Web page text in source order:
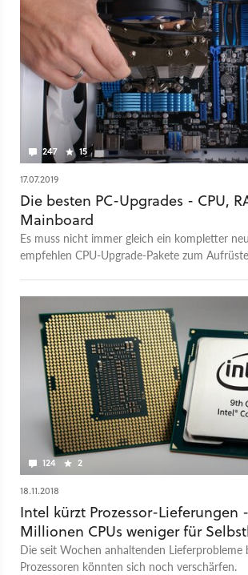
247 15
17.07.2019
Die besten PC-Upgrades - CPU,
Mainboard
Es muss nicht immer gleich ein kompletter
empfehlen CPU-Upgrade-Pakete zum
124 2
18.11.2018
Intel kürzt Prozessor-Lieferungen
Millionen CPUs weniger für
Die seit Wochen anhaltenden Lieferprobleme
Prozessoren könnten sich noch verschärfen.